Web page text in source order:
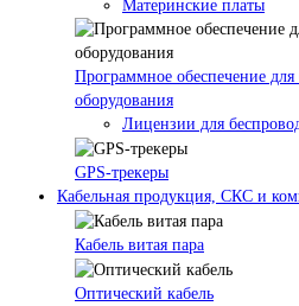
Материнские платы
Программное обеспечение для
оборудования
Лицензии для
GPS-трекеры
Кабельная продукция, СКС и
Кабель витая пара
Оптический кабель